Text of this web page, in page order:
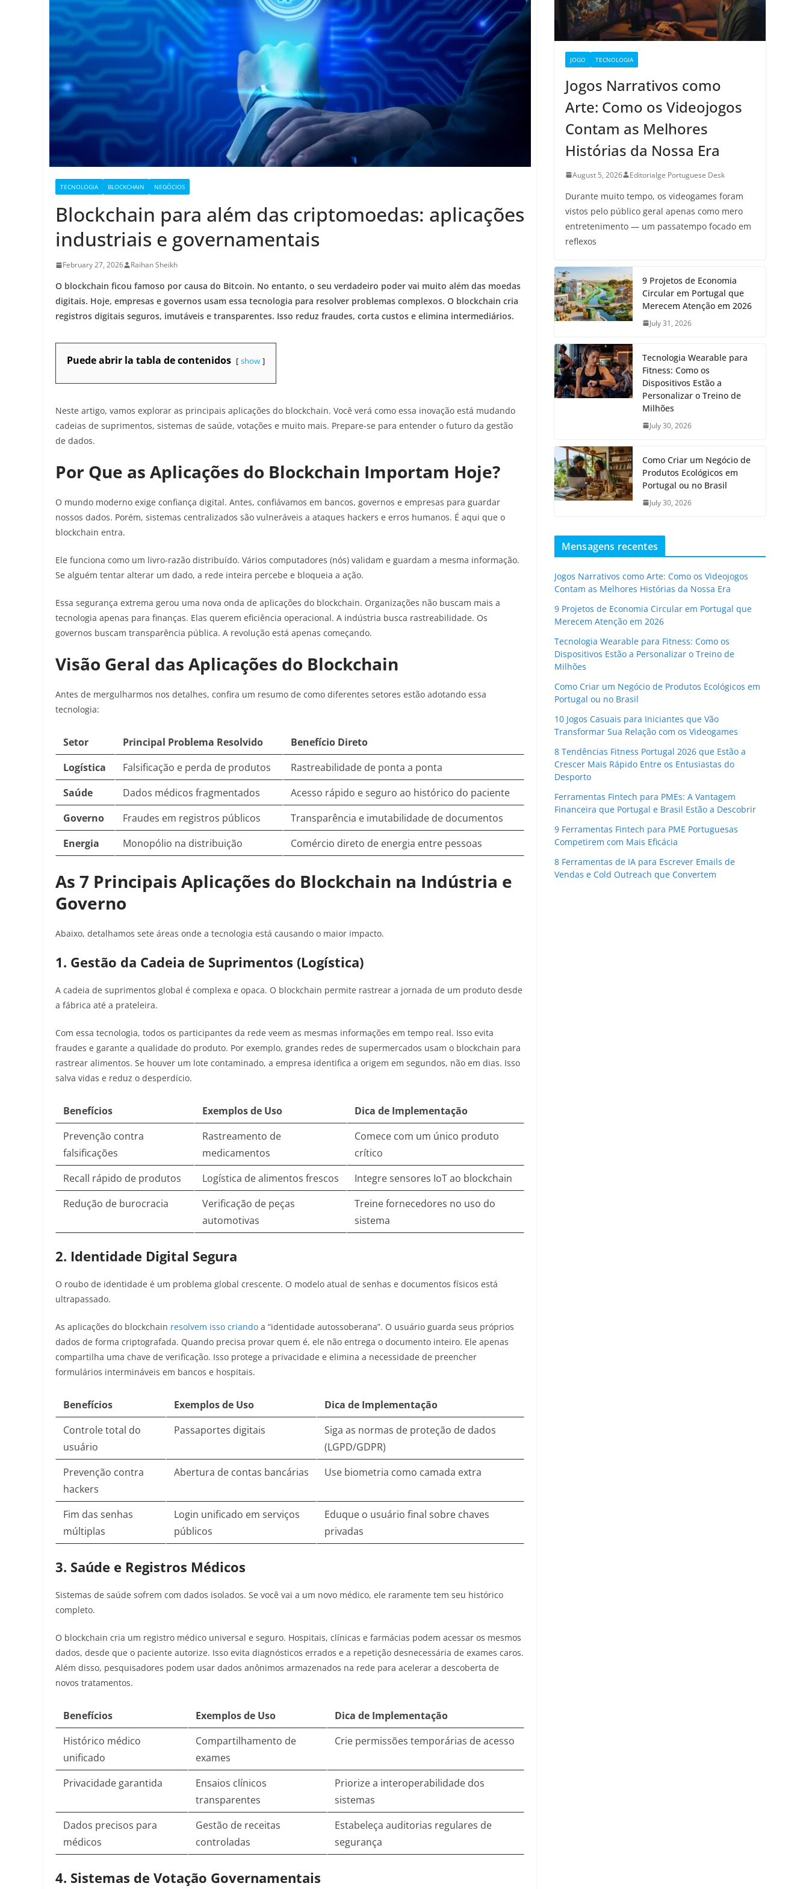
TECNOLOGIA BLOCKCHAIN NEGÓCIOS
Blockchain para além das criptomoedas: aplicações
industriais e governamentais
February 27, 2026 Raihan Sheikh
O blockchain ficou famoso por causa do Bitcoin. No entanto, o seu verdadeiro poder vai muito além das moedas
digitais. Hoje, empresas e governos usam essa tecnologia para resolver problemas complexos. O blockchain cria
registros digitais seguros, imutáveis e transparentes. Isso reduz fraudes, corta custos e elimina intermediários.
Puede abrir la tabla de contenidos show
Neste artigo, vamos explorar as principais aplicações do blockchain. Você verá como essa inovação está mudando
cadeias de suprimentos, sistemas de saúde, votações e muito mais. Prepare-se para entender o futuro da gestão
de dados.
Por Que as Aplicações do Blockchain Importam Hoje?
O mundo moderno exige confiança digital. Antes, confiávamos em bancos, governos e empresas para guardar
nossos dados. Porém, sistemas centralizados são vulneráveis a ataques hackers e erros humanos. É aqui que o
blockchain entra.
Ele funciona como um livro-razão distribuído. Vários computadores (nós) validam e guardam a mesma informação.
Se alguém tentar alterar um dado, a rede inteira percebe e bloqueia a ação.
Essa segurança extrema gerou uma nova onda de aplicações do blockchain. Organizações não buscam mais a
tecnologia apenas para finanças. Elas querem eficiência operacional. A indústria busca rastreabilidade. Os
governos buscam transparência pública. A revolução está apenas começando.
Visão Geral das Aplicações do Blockchain
Antes de mergulharmos nos detalhes, confira um resumo de como diferentes setores estão adotando essa
tecnologia:
Setor Principal Problema Resolvido
Benefício Direto
Logística
Falsificação e perda de produtos
Rastreabilidade de ponta a ponta
Saúde
Dados médicos fragmentados
Acesso rápido e seguro ao histórico do paciente
Governo
Fraudes em registros públicos
Transparência e imutabilidade de documentos
Energia
Monopólio na distribuição Comércio direto de energia entre pessoas
As 7 Principais Aplicações do Blockchain na Indústria e
Governo
Abaixo, detalhamos sete áreas onde a tecnologia está causando o maior impacto.
1. Gestão da Cadeia de Suprimentos (Logística)
A cadeia de suprimentos global é complexa e opaca. O blockchain permite rastrear a jornada de um produto desde
a fábrica até a prateleira.
Com essa tecnologia, todos os participantes da rede veem as mesmas informações em tempo real. Isso evita
fraudes e garante a qualidade do produto. Por exemplo, grandes redes de supermercados usam o blockchain para
rastrear alimentos. Se houver um lote contaminado, a empresa identifica a origem em segundos, não em dias. Isso
salva vidas e reduz o desperdício.
Benefícios Exemplos de Uso
Dica de Implementação
Prevenção contra
falsificações
Rastreamento de
medicamentos
Comece com um único produto
crítico
Recall rápido de produtos
Logística de alimentos frescos
Integre sensores IoT ao blockchain
Redução de burocracia
Verificação de peças
automotivas
Treine fornecedores no uso do
sistema
2. Identidade Digital Segura
O roubo de identidade é um problema global crescente. O modelo atual de senhas e documentos físicos está
ultrapassado.
As aplicações do blockchain resolvem isso criando a “identidade autossoberana”. O usuário guarda seus próprios
dados de forma criptografada. Quando precisa provar quem é, ele não entrega o documento inteiro. Ele apenas
compartilha uma chave de verificação. Isso protege a privacidade e elimina a necessidade de preencher
formulários intermináveis em bancos e hospitais.
Benefícios Exemplos de Uso
Dica de Implementação
Controle total do
usuário
Passaportes digitais
Siga as normas de proteção de dados
(LGPD/GDPR)
Prevenção contra
hackers
Abertura de contas bancárias Use biometria como camada extra
Fim das senhas
múltiplas
Login unificado em serviços
públicos
Eduque o usuário final sobre chaves
privadas
3. Saúde e Registros Médicos
Sistemas de saúde sofrem com dados isolados. Se você vai a um novo médico, ele raramente tem seu histórico
completo.
O blockchain cria um registro médico universal e seguro. Hospitais, clínicas e farmácias podem acessar os mesmos
dados, desde que o paciente autorize. Isso evita diagnósticos errados e a repetição desnecessária de exames caros.
Além disso, pesquisadores podem usar dados anônimos armazenados na rede para acelerar a descoberta de
novos tratamentos.
Benefícios Exemplos de Uso
Dica de Implementação
Histórico médico
unificado
Compartilhamento de
exames
Crie permissões temporárias de acesso
Privacidade garantida
Ensaios clínicos
transparentes
Priorize a interoperabilidade dos
sistemas
Dados precisos para
médicos
Gestão de receitas
controladas
Estabeleça auditorias regulares de
segurança
4. Sistemas de Votação Governamentais
JOGO TECNOLOGIA
Jogos Narrativos como
Arte: Como os Videojogos
Contam as Melhores
Histórias da Nossa Era
August 5, 2026 Editorialge Portuguese Desk
Durante muito tempo, os videogames foram
vistos pelo público geral apenas como mero
entretenimento — um passatempo focado em
reflexos
9 Projetos de Economia
Circular em Portugal que
Merecem Atenção em 2026
July 31, 2026
Tecnologia Wearable para
Fitness: Como os
Dispositivos Estão a
Personalizar o Treino de
Milhões
July 30, 2026
Como Criar um Negócio de
Produtos Ecológicos em
Portugal ou no Brasil
July 30, 2026
Mensagens recentes
Jogos Narrativos como Arte: Como os Videojogos
Contam as Melhores Histórias da Nossa Era
9 Projetos de Economia Circular em Portugal que
Merecem Atenção em 2026
Tecnologia Wearable para Fitness: Como os
Dispositivos Estão a Personalizar o Treino de
Milhões
Como Criar um Negócio de Produtos Ecológicos em
Portugal ou no Brasil
10 Jogos Casuais para Iniciantes que Vão
Transformar Sua Relação com os Videogames
8 Tendências Fitness Portugal 2026 que Estão a
Crescer Mais Rápido Entre os Entusiastas do
Desporto
Ferramentas Fintech para PMEs: A Vantagem
Financeira que Portugal e Brasil Estão a Descobrir
9 Ferramentas Fintech para PME Portuguesas
Competirem com Mais Eficácia
8 Ferramentas de IA para Escrever Emails de
Vendas e Cold Outreach que Convertem